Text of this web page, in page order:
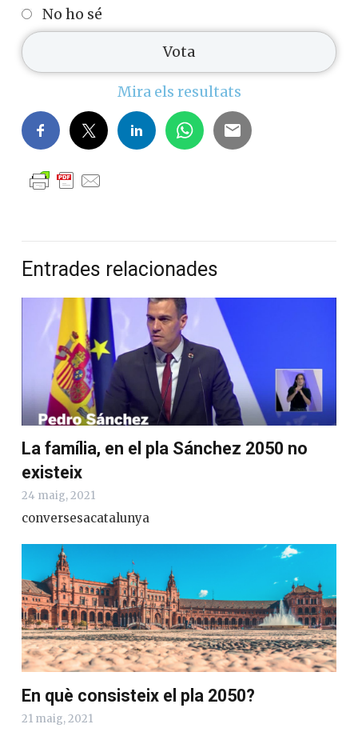
No ho sé
Mira els resultats
Entrades relacionades
La família, en el pla Sánchez 2050 no
existeix
24 maig, 2021
conversesacatalunya
En què consisteix el pla 2050?
21 maig, 2021